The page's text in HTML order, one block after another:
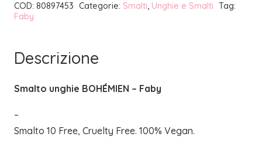
COD: 80897453 Categorie: Smalti, Unghie e Smalti Tag:
Faby
Descrizione
Smalto unghie BOHÉMIEN – Faby
–
Smalto 10 Free, Cruelty Free. 100% Vegan.